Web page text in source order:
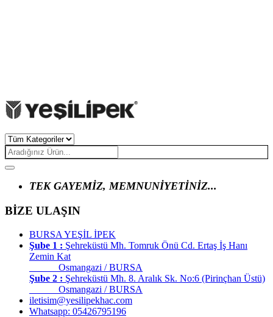
TEK GAYEMİZ, MEMNUNİYETİNİZ...
BİZE ULAŞIN
BURSA YEŞİL İPEK
Şube 1 : Şehreküstü Mh. Tomruk Önü Cd. Ertaş İş Hanı
Zemin Kat
Osmangazi / BURSA
Şube 2 : Şehreküstü Mh. 8. Aralık Sk. No:6 (Pirinçhan Üstü)
Osmangazi / BURSA
iletisim@yesilipekhac.com
Whatsapp: 05426795196